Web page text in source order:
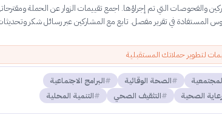
والفحوصات التي تم إجراؤها. اجمع تقييمات الزوار عن الحملة
المستفادة في تقرير مفصل. تابع مع المشاركين عبر رسائل شكر
لتطوير حملاتك المستقبلية
الصحة الوقائية
البرامج الاجتماعية
الصحية التثقيف الصحي التنمية المحلية